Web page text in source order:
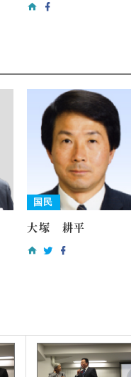
国民
大塚 耕平